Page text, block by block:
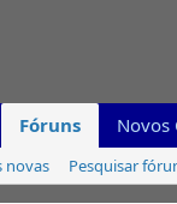
Fóruns Novos
novas Pesquisar